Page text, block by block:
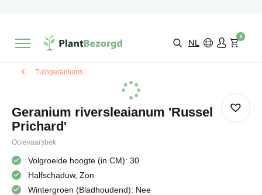
Kies zelf je
bezorgmoment & locatie NL
0
Tuingeraniums
Geranium riversleaianum 'Russel
Prichard'
Ooievaarsbek
Volgroeide hoogte (in CM): 30
Halfschaduw, Zon
Wintergroen (Bladhoudend): Nee